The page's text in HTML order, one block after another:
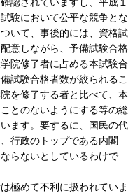
認されていますし、平成１
験において公平な競争とな
いて、事後的には、資格試
意しながら、予備試験合格
院修了者に占める本試験合
試験合格者数が絞られるこ
を修了する者と比べて、本
とのないようにする等の総
ます。要するに、国民の代
行政のトップである内閣
らないとしているわけで
極めて不利に扱われていま